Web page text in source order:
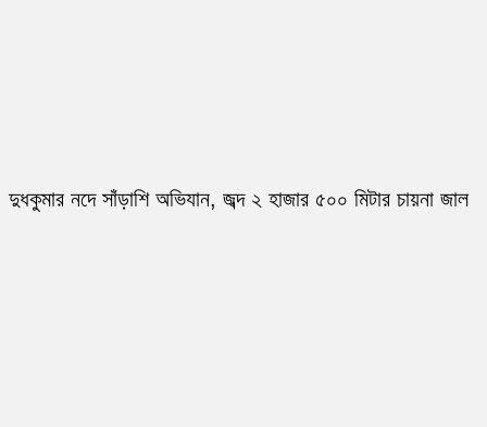
দুধকুমার নদে সাঁড়াশি অভিযান, জব্দ ২ হাজার ৫০০ মিটার চায়না জাল